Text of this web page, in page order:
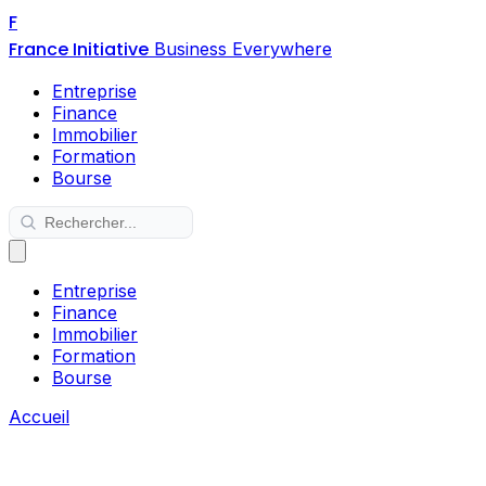
F
France Initiative Business Everywhere
Entreprise
Finance
Immobilier
Formation
Bourse
Entreprise
Finance
Immobilier
Formation
Bourse
Accueil